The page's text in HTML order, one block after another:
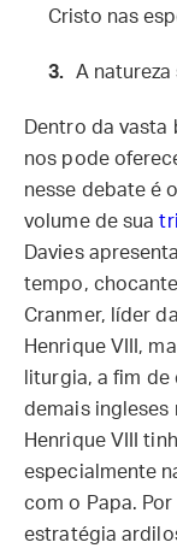
Cristo nas
A natureza
Dentro da
nos pode
nesse debate é
volume de sua
Davies
tempo,
Cranmer, líder
Henrique VIII,
liturgia, a fim
demais ingleses
Henrique VIII
especialmente
com o Papa.
estratégia